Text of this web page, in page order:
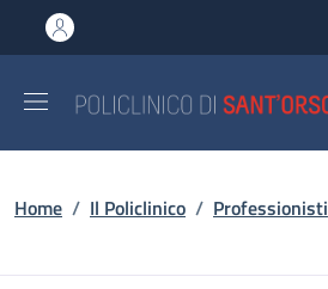
al contenuto principale
to footer content
Briciole di pane
Home / Il Policlinico / Professionisti